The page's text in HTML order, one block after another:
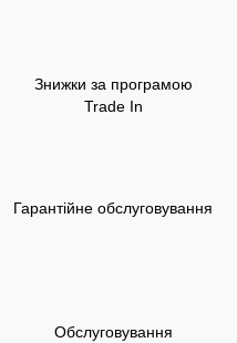
Знижки за програмою
Trade In
Гарантійне обслуговування
Обслуговування